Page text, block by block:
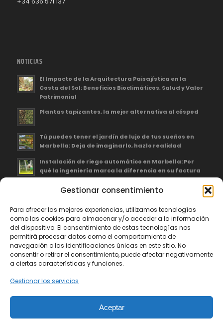
Gestionar consentimiento
Para ofrecer las mejores experiencias, utilizamos tecnologías
como las cookies para almacenar y/o acceder a la información
del dispositivo. El consentimiento de estas tecnologías nos
permitirá procesar datos como el comportamiento de
navegación o las identificaciones únicas en este sitio. No
consentir o retirar el consentimiento, puede afectar negativamente
a ciertas características y funciones.
Gestionar los servicios
Aceptar
NOTICIAS
El Impacto de la Arquitectura Paisajística en la
Costa del Sol: Beneficios Bioclimáticos, Salud y Valor
Patrimonial
Plantas tapizantes, la mejor alternativa al césped
Tú puedes tener el jardín de lujo de tus sueños en
Marbella: Deja de imaginarlo, hazlo realidad
Instalación de riego automático en Marbella: Por
qué la ingeniería marca la diferencia en su factura
Greenthia Servicios Integrales, S.L., ha recibido una subvención de
la Consejería de Empleo, Empresa y Trabajo Autónomo de la Junta
de Andalucía, financiada por la Unión Europea con cargo al
Programa FSE+ Andalucía 2021-2027, enmarcada en el Programa
Emplea-T, para la inserción laboral y el fomento de la contratación
Línea 2. Incentivo a la segunda o sucesivas contrataciones
autónomas, y a cualquier contratación indefinida ordinaria por